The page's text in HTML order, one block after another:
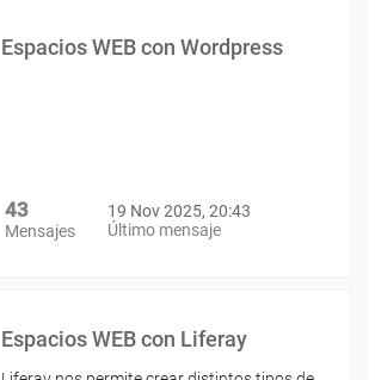
Espacios WEB con Wordpress
43
Mensajes
19 Nov 2025, 20:43
Último mensaje
Espacios WEB con Liferay